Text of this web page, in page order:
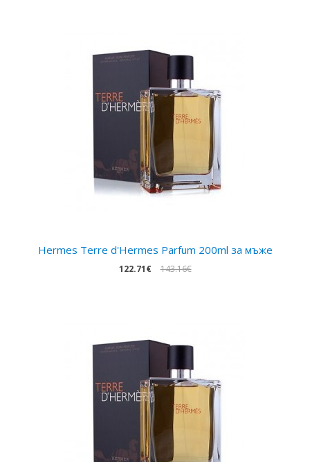
Hermes Terre d'Hermes Parfum 200ml за мъже
122.71€ 143.16€